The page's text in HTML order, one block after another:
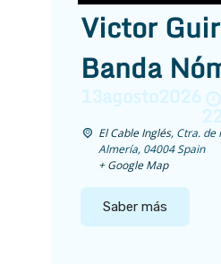
Victor
Banda
13agosto2026
El Cable Inglés, Ctra. de
Almería, 04004 Spain
+ Google Map
Saber más